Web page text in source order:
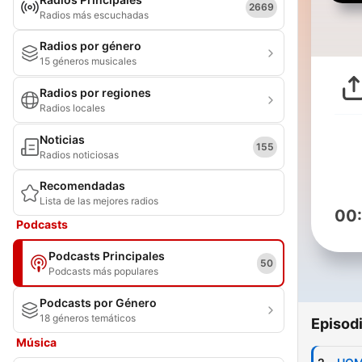
Radios más escuchadas
2669
Radios por género
15 géneros musicales
Radios por regiones
Radios locales
Noticias
Radios noticiosas
155
Recomendadas
Lista de las mejores radios
Podcasts
Podcasts Principales
Podcasts más populares
50
Podcasts por Género
18 géneros temáticos
Música